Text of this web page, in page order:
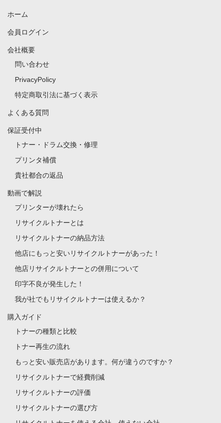
ホーム
会員ログイン
会社概要
問い合わせ
PrivacyPolicy
特定商取引法に基づく表示
よくある質問
保証受付中
トナー・ドラム交換・修理
プリンタ補償
貴社都合の返品
動画で解説
プリンターが壊れたら
リサイクルトナーとは
リサイクルトナーの納品方法
他店にもっと安いリサイクルトナーがあった！
他店リサイクルトナーとの併用について
印字不良が発生した！
我が社でもリサイクルトナーは使えるか？
購入ガイド
トナーの種類と比較
トナー再生の流れ
もっと安い販売店があります。何が違うのですか？
リサイクルトナーで経費削減
リサイクルトナーの評価
リサイクルトナーの選び方